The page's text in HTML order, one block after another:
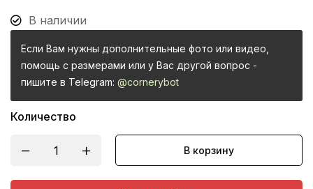
В наличии
Если Вам нужны дополнительные фото или видео,
помощь с размерами или у Вас другой вопрос -
пишите в Telegram: @cornerybot
Количество
В корзину